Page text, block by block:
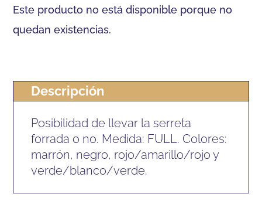
Este producto no está disponible porque no
quedan existencias.
Descripción
Posibilidad de llevar la serreta
forrada o no. Medida: FULL. Colores:
marrón, negro, rojo/amarillo/rojo y
verde/blanco/verde.